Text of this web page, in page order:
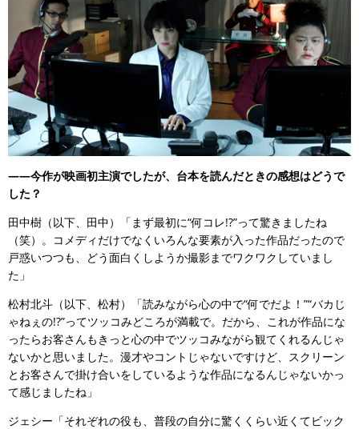
――今作が映画初主演でしたが、台本を読んだときの感想はどうで
した？
田中樹（以下、田中）「まず最初に“何コレ!?”って驚きましたね
（笑）。コメディだけでなくいろんな要素が入った作品だったので
戸惑いつつも、どう面白くしようか撮影までワクワクしていまし
た」
松村北斗（以下、松村）「読みながら心の中で“何でだよ！”“バカじ
ゃねぇの!?”ってツッコみどころが満載で。だから、これが作品にな
ったらお客さんもきっと心の中でツッコみながら観てくれるんじゃ
ないかと思いました。漫才やコントじゃないですけど、スクリーン
とお客さんで掛け合いをしているような作品になるんじゃないかっ
て感じましたね」
ジェシー「それぞれの役も、普段の自分に驚くくらい近くてビック